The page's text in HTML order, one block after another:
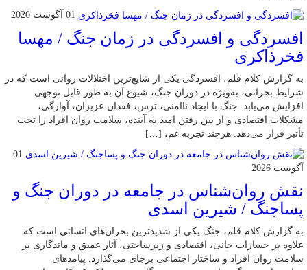
01 آگوست 2026
افسردگی و افسردگی در زمان جنگ / مهسا
فخرذاکری
به گزارش کلام قلم، افسردگی یکی از شایع‌ترین اختلالات روانی است که در
شرایط بحرانی، به‌ویژه در دوران جنگ، شیوع آن به طور قابل توجهی
افزایش می‌یابد. جنگ با ایجاد ناامنی، ترس، فقدان عزیزان، آوارگی،
مشکلات اقتصادی و از بین رفتن امید به آینده، سلامت روان افراد را تحت
تأثیر قرار می‌دهد. هرچند تجربه غم، […]
01
آگوست 2026
نقش روان‌شناس در جامعه در دوران جنگ و
پساجنگ / شیرین اسدی
به گزارش کلام قلم، جنگ یکی از شدیدترین بحران‌های انسانی است که
علاوه بر خسارات جانی، اقتصادی و زیرساختی، آثار عمیق و ماندگاری بر
سلامت روان افراد و ساختار اجتماعی برجای می‌گذارد. پیامدهای